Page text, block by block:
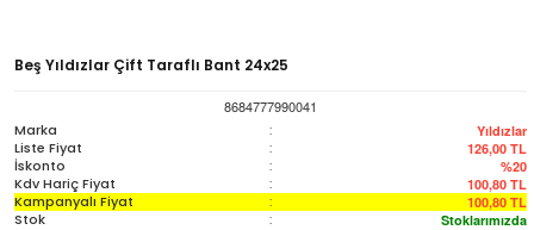
Beş Yıldızlar Çift Taraflı Bant 24x25
8684777990041
Marka
: Yıldızlar
Liste Fiyat : 126,00 TL
İskonto : %20
Kdv Hariç Fiyat : 100,80 TL
Kampanyalı Fiyat : 100,80 TL
Stok : Stoklarımızda